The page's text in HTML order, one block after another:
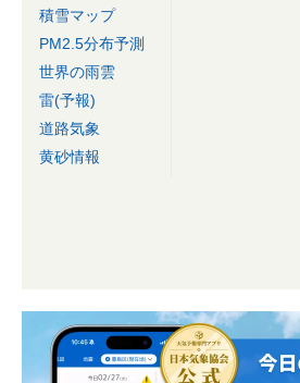
積雪マップ
PM2.5分布予測
世界の雨雲
雷(予報)
道路気象
黄砂情報